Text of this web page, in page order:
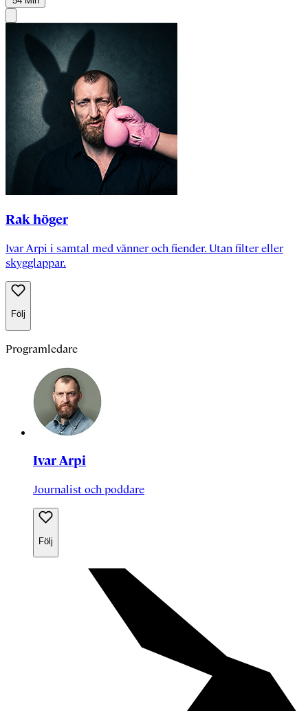
Rak höger
Ivar Arpi i samtal med vänner och fiender. Utan filter eller
skygglappar.
Följ
Programledare
Ivar Arpi
Journalist och poddare
Följ